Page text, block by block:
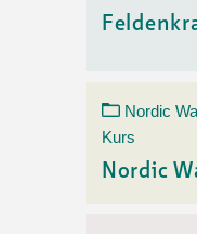
Nordic
Kurs
Nordic